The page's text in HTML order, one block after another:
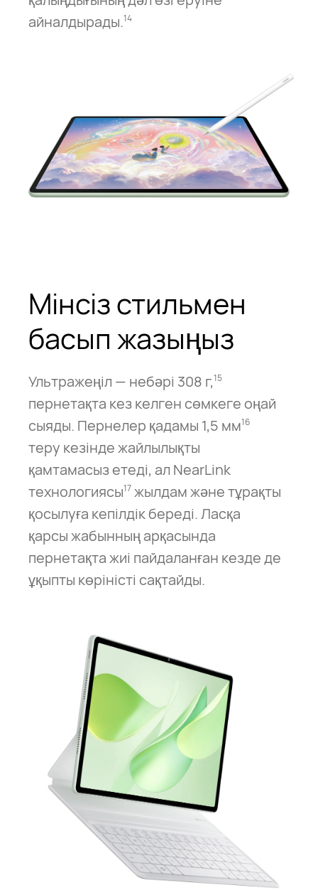
айналдырады.14
Мінсіз стильмен
басып жазыңыз
Ультражеңіл — небәрі 308 г,15
пернетақта кез келген сөмкеге оңай
сыяды. Пернелер қадамы 1,5 мм16
теру кезінде жайлылықты
қамтамасыз етеді, ал NearLink
технологиясы17жылдам және тұрақты
қосылуға кепілдік береді. Ласқа
қарсы жабынның арқасында
пернетақта жиі пайдаланған кезде де
ұқыпты көріністі сақтайды.